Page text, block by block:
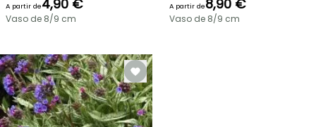
A partir de4,90 €
Vaso de 8/9 cm
A partir de8,90 €
Vaso de 8/9 cm